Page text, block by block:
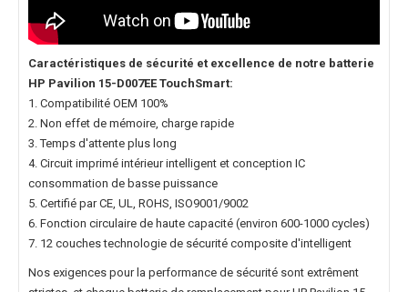
Caractéristiques de sécurité et excellence de notre batterie
HP Pavilion 15-D007EE TouchSmart:
1. Compatibilité OEM 100%
2. Non effet de mémoire, charge rapide
3. Temps d'attente plus long
4. Circuit imprimé intérieur intelligent et conception IC
consommation de basse puissance
5. Certifié par CE, UL, ROHS, ISO9001/9002
6. Fonction circulaire de haute capacité (environ 600-1000 cycles)
7. 12 couches technologie de sécurité composite d'intelligent
Nos exigences pour la performance de sécurité sont extrêment